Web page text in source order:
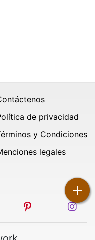
+
de privacidad
y Condiciones
legales
pinterest